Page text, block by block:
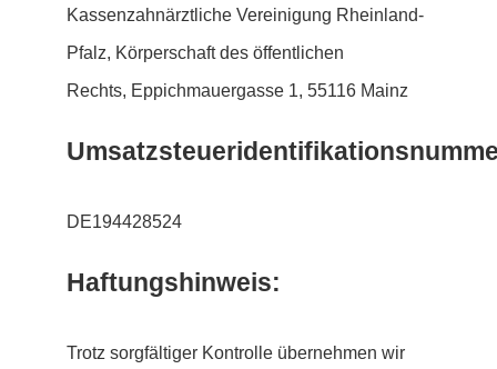
Kassenzahnärztliche Vereinigung Rheinland-
Pfalz, Körperschaft des öffentlichen
Rechts, Eppichmauergasse 1, 55116 Mainz
DE194428524
Haftungshinweis:
Trotz sorgfältiger Kontrolle übernehmen wir